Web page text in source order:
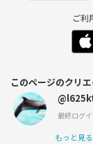
ご利
このページのクリ
最終ログ
もっと見る